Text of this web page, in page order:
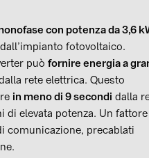
con potenza da 3,6
fotovoltaico.
può fornire energia a
rete elettrica. Questo
in meno di 9 secondi dalla
di elevata potenza. Un fattore
comunicazione, precablati